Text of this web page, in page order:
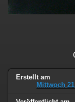
Erstellt am
Mittwoch